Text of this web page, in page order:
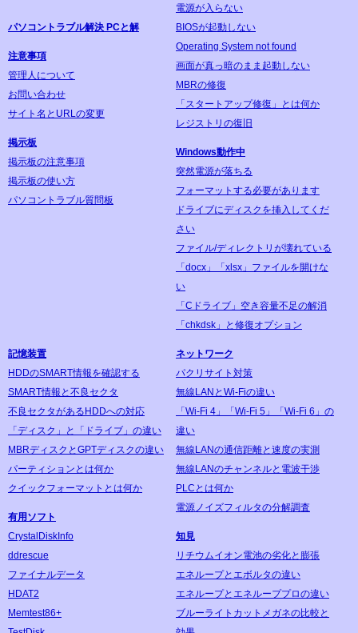
パソコントラブル解決 PCと解
注意事項
管理人について
お問い合わせ
サイト名とURLの変更
掲示板
掲示板の注意事項
掲示板の使い方
パソコントラブル質問板
電源が入らない
BIOSが起動しない
Operating System not found
画面が真っ暗のまま起動しない
MBRの修復
「スタートアップ修復」とは何か
レジストリの復旧
Windows動作中
突然電源が落ちる
フォーマットする必要があります
ドライブにディスクを挿入してくだ
さい
ファイル/ディレクトリが壊れている
「docx」「xlsx」ファイルを開けな
い
「Cドライブ」空き容量不足の解消
「chkdsk」と修復オプション
記憶装置
HDDのSMART情報を確認する
SMART情報と不良セクタ
不良セクタがあるHDDへの対応
「ディスク」と「ドライブ」の違い
MBRディスクとGPTディスクの違い
パーティションとは何か
クイックフォーマットとは何か
有用ソフト
CrystalDiskInfo
ddrescue
ファイナルデータ
HDAT2
Memtest86+
ネットワーク
パクリサイト対策
無線LANとWi-Fiの違い
「Wi-Fi 4」「Wi-Fi 5」「Wi-Fi 6」の
違い
無線LANの通信距離と速度の実測
無線LANのチャンネルと電波干渉
PLCとは何か
電源ノイズフィルタの分解調査
知見
リチウムイオン電池の劣化と膨張
エネループとエボルタの違い
エネループとエネループプロの違い
ブルーライトカットメガネの比較と